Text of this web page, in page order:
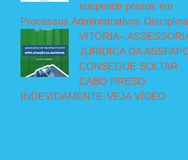
suspende prazos em
Processos Administrativos
VITÓRIA–
JURÍDICA DA
CONSEGUE SOLTAR
CABO PRESO
INDEVIDAMENTE-VEJA VÍDEO